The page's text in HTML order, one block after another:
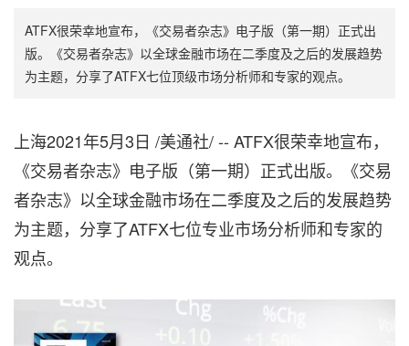
ATFX很荣幸地宣布，《交易者杂志》电子版（第一期）正式出
版。《交易者杂志》以全球金融市场在二季度及之后的发展趋势
为主题，分享了ATFX七位顶级市场分析师和专家的观点。
上海2021年5月3日 /美通社/ -- ATFX很荣幸地宣布，
《交易者杂志》电子版（第一期）正式出版。《交易
者杂志》以全球金融市场在二季度及之后的发展趋势
为主题，分享了ATFX七位专业市场分析师和专家的
观点。